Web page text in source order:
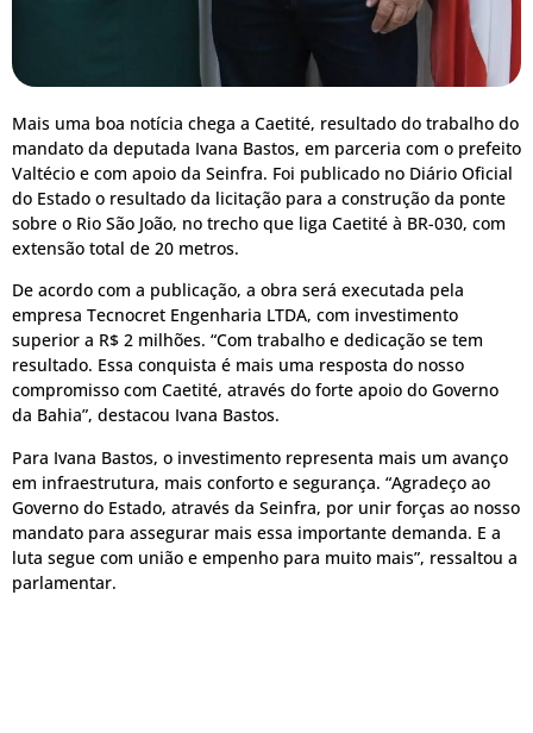
Mais uma boa notícia chega a Caetité, resultado do trabalho do
mandato da deputada Ivana Bastos, em parceria com o prefeito
Valtécio e com apoio da Seinfra. Foi publicado no Diário Oficial
do Estado o resultado da licitação para a construção da ponte
sobre o Rio São João, no trecho que liga Caetité à BR-030, com
extensão total de 20 metros.
De acordo com a publicação, a obra será executada pela
empresa Tecnocret Engenharia LTDA, com investimento
superior a R$ 2 milhões. “Com trabalho e dedicação se tem
resultado. Essa conquista é mais uma resposta do nosso
compromisso com Caetité, através do forte apoio do Governo
da Bahia”, destacou Ivana Bastos.
Para Ivana Bastos, o investimento representa mais um avanço
em infraestrutura, mais conforto e segurança. “Agradeço ao
Governo do Estado, através da Seinfra, por unir forças ao nosso
mandato para assegurar mais essa importante demanda. E a
luta segue com união e empenho para muito mais”, ressaltou a
parlamentar.